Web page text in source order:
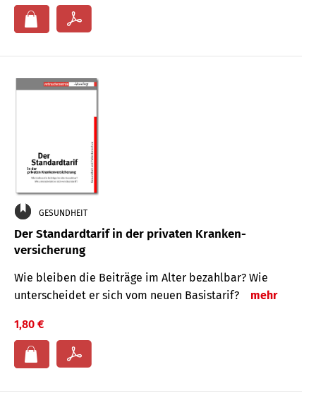
GESUNDHEIT
Der Standard­tarif in der privaten Kranken­
versicherung
Wie bleiben die Beiträge im Alter bezahlbar? Wie
unterscheidet er sich vom neuen Basistarif?
mehr
1,80 €